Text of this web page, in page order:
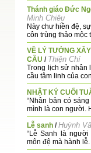
Thánh giáo Đức
Minh Chiêu
Này chư hiền đệ,
côn trùng thảo mộc
VỀ LÝ TƯỞNG
CẦU / Thiện Chí
Trong lịch sử nhân
cầu tâm linh của
NHẬT KÝ CUỐI
“Nhân bản có
mình là con người.
Lễ sanh /Huỳnh
“Lễ Sanh là
môn đệ mà hành